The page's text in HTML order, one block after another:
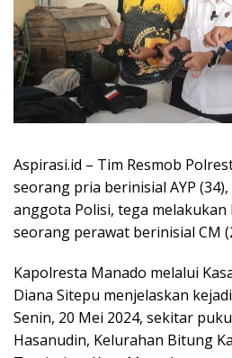
Aspirasi.id – Tim Resmob
seorang pria berinisial AYP
anggota Polisi, tega melakukan
seorang perawat berinisial CM
Kapolresta Manado melalui
Diana Sitepu menjelaskan
Senin, 20 Mei 2024, sekitar
Hasanudin, Kelurahan Bitung